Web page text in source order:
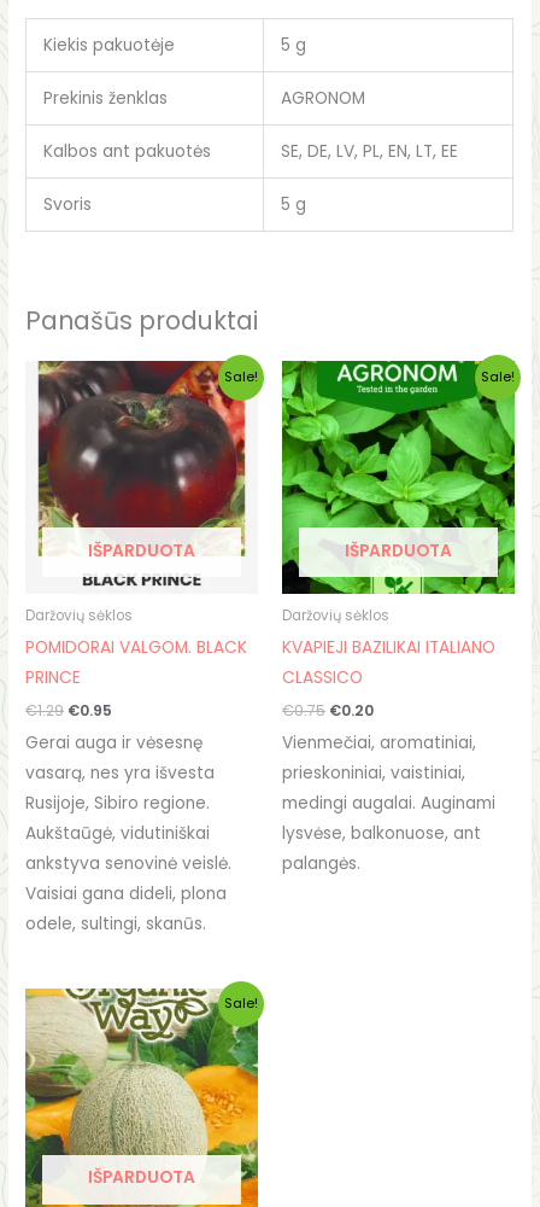
Kiekis pakuotėje 5 g
Prekinis ženklas AGRONOM
Kalbos ant pakuotės SE, DE, LV, PL, EN, LT, EE
Svoris 5 g
Panašūs produktai
Sale!
IŠPARDUOTA
Daržovių sėklos
POMIDORAI VALGOM. BLACK
PRINCE
€1.29
Original
price
was:
€1.29.
€0.95
Current
price
is:
€0.95.
Gerai auga ir vėsesnę
vasarą, nes yra išvesta
Rusijoje, Sibiro regione.
Aukštaūgė, vidutiniškai
ankstyva senovinė veislė.
Vaisiai gana dideli, plona
odele, sultingi, skanūs.
Sale!
IŠPARDUOTA
Daržovių sėklos
KVAPIEJI BAZILIKAI ITALIANO
CLASSICO
€0.75
Original
price
was:
€0.75.
€0.20
Current
price
is:
€0.20.
Vienmečiai, aromatiniai,
prieskoniniai, vaistiniai,
medingi augalai. Auginami
lysvėse, balkonuose, ant
palangės.
Sale!
IŠPARDUOTA
Original
price
was:
€1.10.
Current
price
is:
€0.80.